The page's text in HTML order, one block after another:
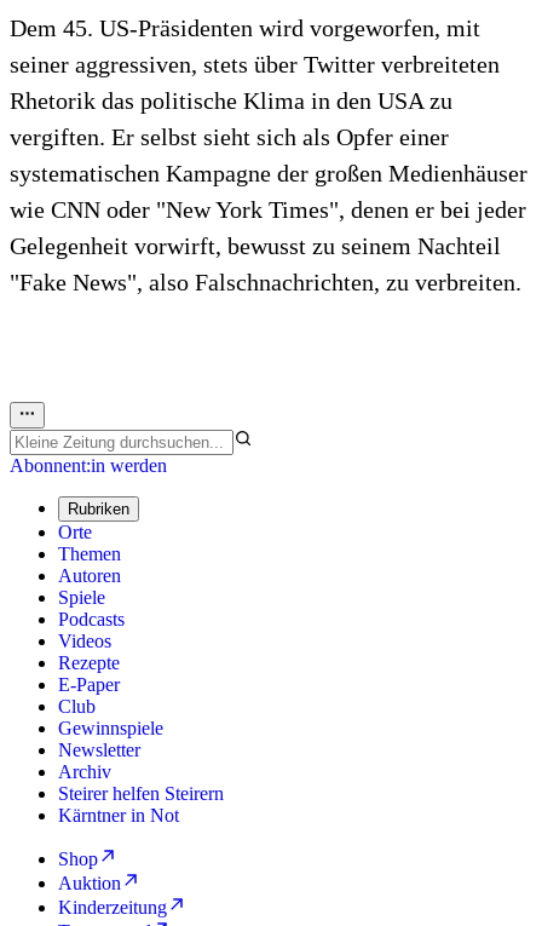
Dem 45. US-Präsidenten wird vorgeworfen, mit
seiner aggressiven, stets über Twitter verbreiteten
Rhetorik das politische Klima in den USA zu
vergiften. Er selbst sieht sich als Opfer einer
systematischen Kampagne der großen Medienhäuser
wie CNN oder "New York Times", denen er bei jeder
Gelegenheit vorwirft, bewusst zu seinem Nachteil
"Fake News", also Falschnachrichten, zu verbreiten.
Abonnent:in werden
Rubriken
Orte
Themen
Autoren
Spiele
Podcasts
Videos
Rezepte
E-Paper
Club
Gewinnspiele
Newsletter
Archiv
Steirer helfen Steirern
Kärntner in Not
Shop
Auktion
Kinderzeitung